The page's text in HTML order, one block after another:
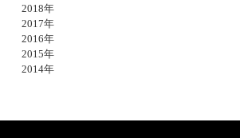
2018年
2017年
2016年
2015年
2014年